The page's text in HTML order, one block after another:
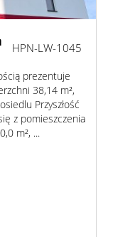
HPN-LW-1045
prezentuje
38,14 m²,
Przyszłość
z pomieszczenia
m², ...